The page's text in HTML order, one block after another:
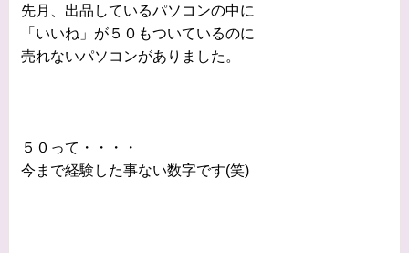
先月、出品しているパソコンの中に
「いいね」が５０もついているのに
売れないパソコンがありました。
５０って・・・・
今まで経験した事ない数字です(笑)